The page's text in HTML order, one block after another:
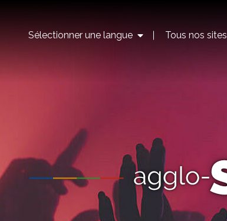
Sélectionner une langue Tous nos sites